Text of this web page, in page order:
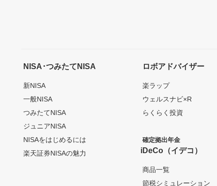
NISA･つみたてNISA
新NISA
一般NISA
つみたてNISA
ジュニアNISA
NISAをはじめるには
楽天証券NISAの魅力
ロボアドバイザー
楽ラップ
ウェルスナビ×R
らくらく投資
確定拠出年金
iDeCo（イデコ）
商品一覧
節税シミュレーション